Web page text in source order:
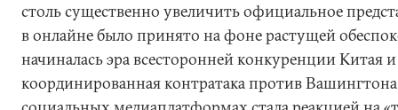
столь существенно увеличить официальное
в онлайне было принято на фоне растущей
начиналась эра всесторонней конкуренции
координированная контратака против